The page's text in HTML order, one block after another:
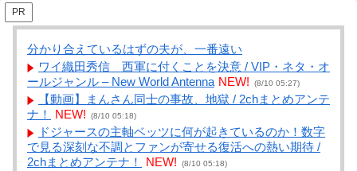
PR
分かり合えているはずの夫が、一番遠い
ワイ織田秀信 西軍に付くことを決意 / VIP・ネタ・オ
ールジャンル – New World Antenna NEW! (8/10 05:27)
【動画】まんさん同士の事故、地獄 / 2chまとめアンテ
ナ！
NEW! (8/10 05:18)
ドジャースの主軸ベッツに何が起きているのか！数字
で見る深刻な不調とファンが寄せる復活への熱い期待 /
2chまとめアンテナ！
NEW! (8/10 05:18)